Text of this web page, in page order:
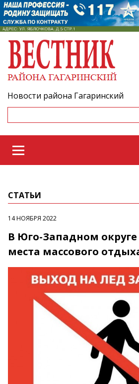
Новости района Гагаринский
СТАТЬИ
14 НОЯБРЯ 2022
В Юго-Западном округе
места массового